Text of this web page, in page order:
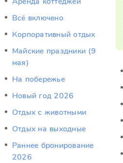
Всё включено
Корпоративный отдых
Майские праздники (9
мая)
На побережье
Новый год 2026
Отдых c животными
Отдых на выходные
Раннее бронирование
2026